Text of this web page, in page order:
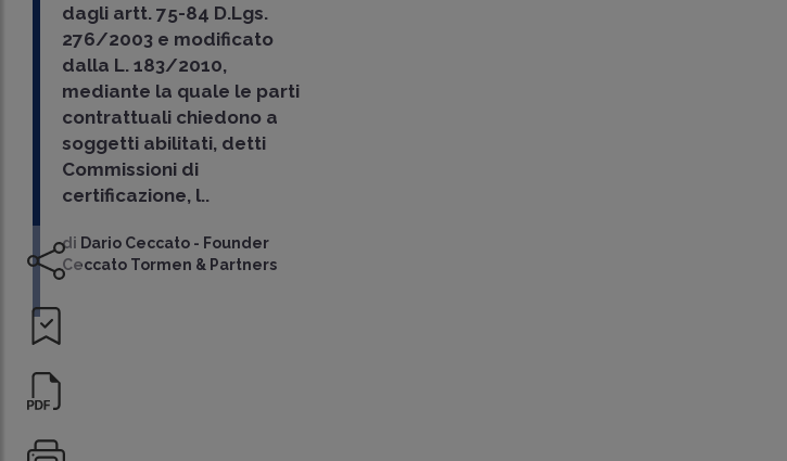
dagli artt. 75-84 D.Lgs.
276/2003 e modificato
dalla L. 183/2010,
mediante la quale le parti
contrattuali chiedono a
soggetti abilitati, detti
Commissioni di
certificazione, l..
di Dario Ceccato - Founder
Ceccato Tormen & Partners